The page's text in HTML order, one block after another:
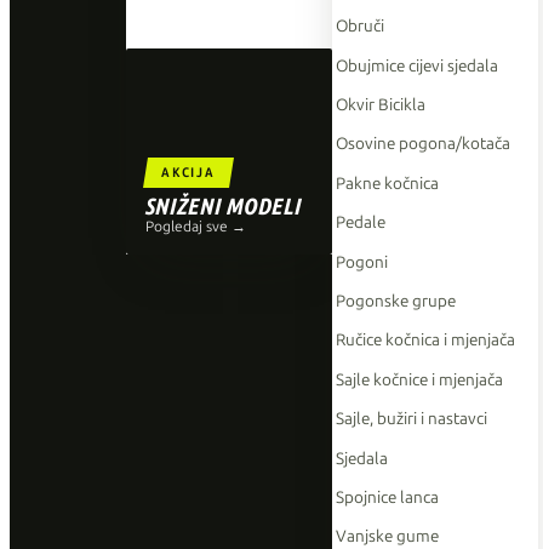
AKCIJA
SNIŽENI MODELI
Pogledaj sve →
Obruči
Obujmice cijevi sjedala
Okvir Bicikla
Osovine pogona/kotača
Pakne kočnica
Pedale
Pogoni
Pogonske grupe
Ručice kočnica i mjenjača
Sajle kočnice i mjenjača
Sajle, bužiri i nastavci
Sjedala
Spojnice lanca
Vanjske gume